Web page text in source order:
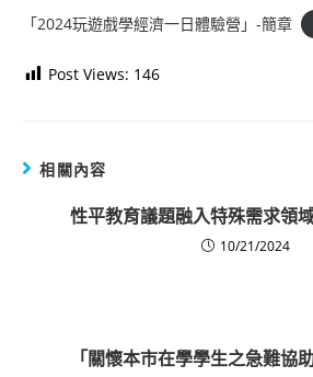
「2024玩遊戲學經濟一日體驗營」-簡章
Post Views: 146
相關內容
性平教育議題融入特殊需求領
10/21/2024
「關懷本市在學學生之急難協